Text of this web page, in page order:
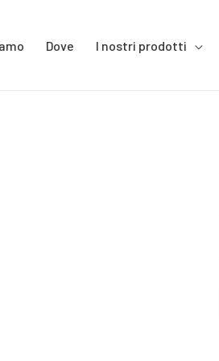
Dove I nostri prodotti